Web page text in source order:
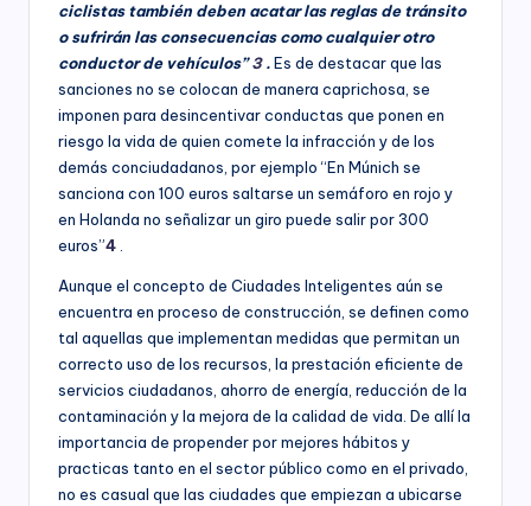
derechos
humanos,
equidad
de
género,
marketing
político,
construcción
de
ciudadanía,
ciudadana,
responsabilidad
social
empresarial,
debida
diligencia.
ciclistas también deben acatar las reglas de tránsito
o sufrirán las consecuencias como cualquier otro
conductor de vehículos”3.Es de destacar que las
sanciones no se colocan de manera caprichosa, se
imponen para desincentivar conductas que ponen en
riesgo la vida de quien comete la infracción y de los
demás conciudadanos, por ejemplo “En Múnich se
sanciona con 100 euros saltarse un semáforo en rojo y
en Holanda no señalizar un giro puede salir por 300
euros”4 .
Aunque el concepto de Ciudades Inteligentes aún se
encuentra en proceso de construcción, se definen como
tal aquellas que implementan medidas que permitan un
correcto uso de los recursos, la prestación eficiente de
servicios ciudadanos, ahorro de energía, reducción de la
contaminación y la mejora de la calidad de vida. De allí la
importancia de propender por mejores hábitos y
practicas tanto en el sector público como en el privado,
no es casual que las ciudades que empiezan a ubicarse